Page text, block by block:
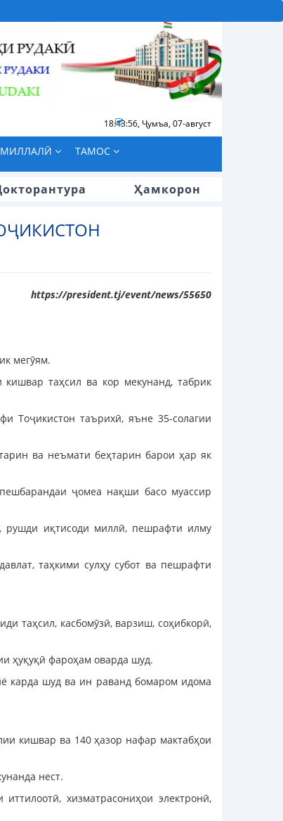
18:43:56, Ҷумъа, 07-август
ТАМОС
Ҳамкорон
https://president.tj/event/news/55650
мегӯям.
таҳсил ва кор мекунанд, табрик
Тоҷикистон таърихӣ, яъне 35-солагии
ва неъмати беҳтарин барои ҳар як
ҷомеа нақши басо муассир
рушди иқтисоди миллӣ, пешрафти илму
таҳкими сулҳу субот ва пешрафти
таҳсил, касбомӯзӣ, варзиш, соҳибкорӣ,
ҳуқуқӣ фароҳам оварда шуд.
карда шуд ва ин раванд бомаром идома
кишвар ва 140 ҳазор нафар мактабҳои
нест.
хизматрасониҳои электронӣ,